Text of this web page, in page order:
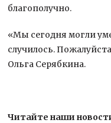
благополучно.
«Мы сегодня могли
случилось.
Ольга Серябкина.
Читайте наши